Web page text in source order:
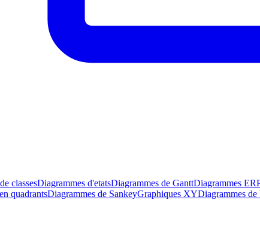
classesDiagrammes d'etatsDiagrammes de GanttDiagrammes ER
quadrantsDiagrammes de SankeyGraphiques XYDiagrammes de